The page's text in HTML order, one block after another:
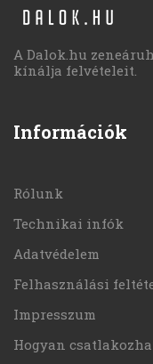
A Dalok.hu
kínálja felvételeit.
Információk
Rólunk
Technikai infók
Adatvédelem
Felhasználási
Impresszum
Hogyan